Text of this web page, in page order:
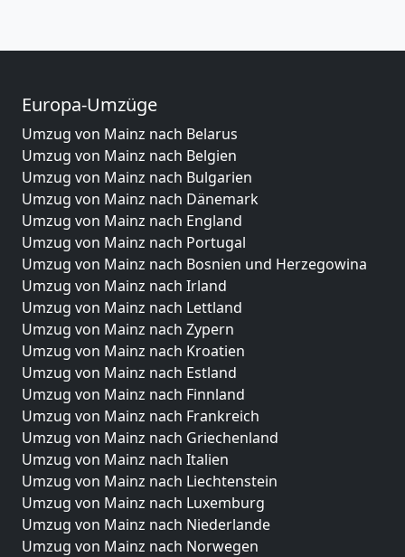
Europa-Umzüge
Umzug von Mainz nach Belarus
Umzug von Mainz nach Belgien
Umzug von Mainz nach Bulgarien
Umzug von Mainz nach Dänemark
Umzug von Mainz nach England
Umzug von Mainz nach Portugal
Umzug von Mainz nach Bosnien und Herzegowina
Umzug von Mainz nach Irland
Umzug von Mainz nach Lettland
Umzug von Mainz nach Zypern
Umzug von Mainz nach Kroatien
Umzug von Mainz nach Estland
Umzug von Mainz nach Finnland
Umzug von Mainz nach Frankreich
Umzug von Mainz nach Griechenland
Umzug von Mainz nach Italien
Umzug von Mainz nach Liechtenstein
Umzug von Mainz nach Luxemburg
Umzug von Mainz nach Niederlande
Umzug von Mainz nach Norwegen